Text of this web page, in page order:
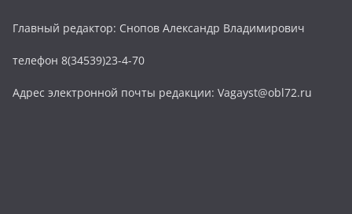
Главный редактор: Снопов Александр Владимирович
телефон 8(34539)23-4-70
Адрес электронной почты редакции: Vagayst@obl72.ru